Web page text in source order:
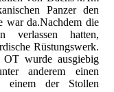
Panzer den
war da.Nachdem die
verlassen hatten,
Rüstungswerk.
wurde ausgiebig
anderem einen
einem der Stollen